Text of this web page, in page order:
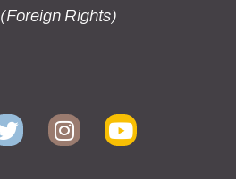
(Foreign Rights)